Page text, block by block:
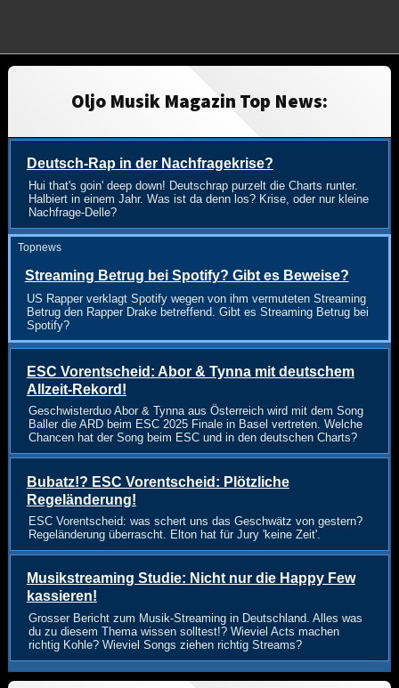
Oljo Musik Magazin Top News:
Deutsch-Rap in der Nachfragekrise?
Hui that's goin' deep down! Deutschrap purzelt die Charts runter.
Halbiert in einem Jahr. Was ist da denn los? Krise, oder nur kleine
Nachfrage-Delle?
Topnews
Streaming Betrug bei Spotify? Gibt es Beweise?
US Rapper verklagt Spotify wegen von ihm vermuteten Streaming
Betrug den Rapper Drake betreffend. Gibt es Streaming Betrug bei
Spotify?
ESC Vorentscheid: Abor & Tynna mit deutschem
Allzeit-Rekord!
Geschwisterduo Abor & Tynna aus Österreich wird mit dem Song
Baller die ARD beim ESC 2025 Finale in Basel vertreten. Welche
Chancen hat der Song beim ESC und in den deutschen Charts?
Bubatz!? ESC Vorentscheid: Plötzliche
Regeländerung!
ESC Vorentscheid: was schert uns das Geschwätz von gestern?
Regeländerung überrascht. Elton hat für Jury 'keine Zeit'.
Musikstreaming Studie: Nicht nur die Happy Few
kassieren!
Grosser Bericht zum Musik-Streaming in Deutschland. Alles was
du zu diesem Thema wissen solltest!? Wieviel Acts machen
richtig Kohle? Wieviel Songs ziehen richtig Streams?